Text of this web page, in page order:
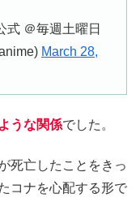
＠毎週土曜日
March 28,
うな関係でした。
死亡したことをきっ
コナを心配する形で